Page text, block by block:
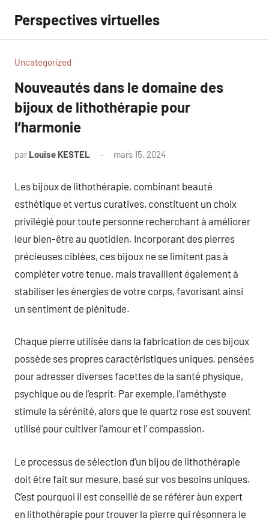
contenu
Perspectives virtuelles
Uncategorized
Nouveautés dans le domaine des
bijoux de lithothérapie pour
l’harmonie
par Louise KESTEL mars 15, 2024
Les bijoux de lithothérapie, combinant beauté
esthétique et vertus curatives, constituent un choix
privilégié pour toute personne recherchant à améliorer
leur bien-être au quotidien. Incorporant des pierres
précieuses ciblées, ces bijoux ne se limitent pas à
compléter votre tenue, mais travaillent également à
stabiliser les énergies de votre corps, favorisant ainsi
un sentiment de plénitude.
Chaque pierre utilisée dans la fabrication de ces bijoux
possède ses propres caractéristiques uniques, pensées
pour adresser diverses facettes de la santé physique,
psychique ou de l’esprit. Par exemple, l’améthyste
stimule la sérénité, alors que le quartz rose est souvent
utilisé pour cultiver l’amour et l’ compassion.
Le processus de sélection d’un bijou de lithothérapie
doit être fait sur mesure, basé sur vos besoins uniques.
C’est pourquoi il est conseillé de se référer àun expert
en lithothérapie pour trouver la pierre qui résonnera le